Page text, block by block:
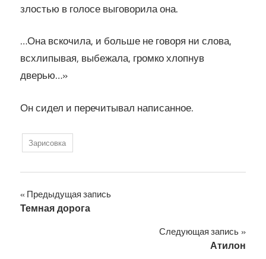
злостью в голосе выговорила она.
…Она вскочила, и больше не говоря ни слова,
всхлипывая, выбежала, громко хлопнув
дверью…»
Он сидел и перечитывал написанное.
Зарисовка
Навигация
Предыдущая запись
Темная дорога
Следующая запись
Атилон